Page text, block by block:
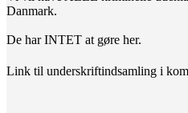
Danmark.
De har INTET at gøre her.
Link til underskriftindsamling i